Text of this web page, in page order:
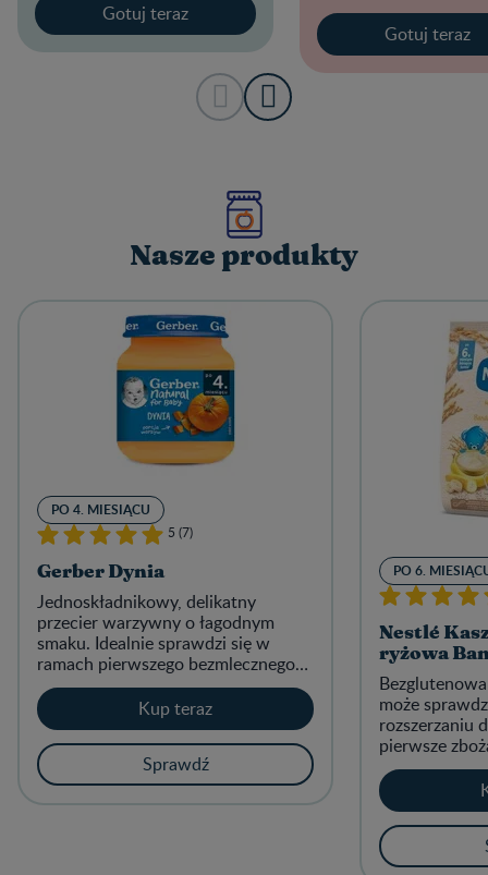
Gotuj teraz
Gotuj teraz
Nasze produkty
PO 4. MIESIĄCU
5 (7)
Gerber Dynia
Jednoskładnikowy, delikatny
przecier warzywny o łagodnym
smaku. Idealnie sprawdzi się w
ramach pierwszego bezmlecznego
posiłku dla niemowląt po 4.
miesiącu życia. Nie zawiera dodatku
soli.
Kup teraz
Sprawdź
PO 6.
Nestlé
ryżowa
może
rozszerzaniu
pierwsze